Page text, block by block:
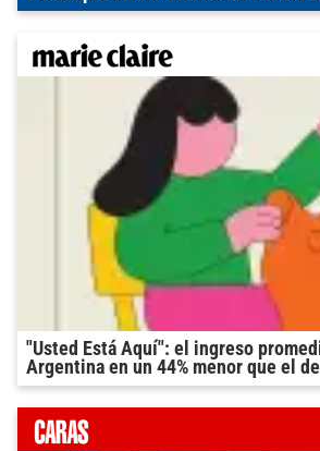
"Usted Está Aquí": el ingreso
Argentina en un 44% menor que el